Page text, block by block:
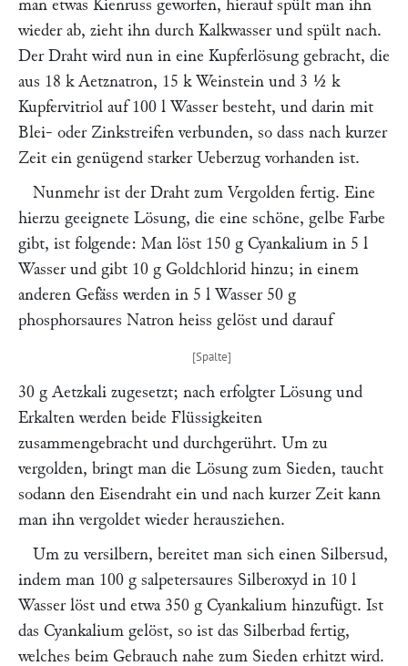
man etwas Kienruss geworfen, hierauf spült man ihn
wieder ab, zieht ihn durch Kalkwasser und spült nach.
Der Draht wird nun in eine Kupferlösung gebracht, die
aus 18 k Aetznatron, 15 k Weinstein und 3 ½ k
Kupfervitriol auf 100 l Wasser besteht, und darin mit
Blei- oder Zinkstreifen verbunden, so dass nach kurzer
Zeit ein genügend starker Ueberzug vorhanden ist.
Nunmehr ist der Draht zum Vergolden fertig. Eine
hierzu geeignete Lösung, die eine schöne, gelbe Farbe
gibt, ist folgende: Man löst 150 g Cyankalium in 5 l
Wasser und gibt 10 g Goldchlorid hinzu; in einem
anderen Gefäss werden in 5 l Wasser 50 g
phosphorsaures Natron heiss gelöst und darauf
30 g Aetzkali zugesetzt; nach erfolgter Lösung und
Erkalten werden beide Flüssigkeiten
zusammengebracht und durchgerührt. Um zu
vergolden, bringt man die Lösung zum Sieden, taucht
sodann den Eisendraht ein und nach kurzer Zeit kann
man ihn vergoldet wieder herausziehen.
Um zu versilbern, bereitet man sich einen Silbersud,
indem man 100 g salpetersaures Silberoxyd in 10 l
Wasser löst und etwa 350 g Cyankalium hinzufügt. Ist
das Cyankalium gelöst, so ist das Silberbad fertig,
welches beim Gebrauch nahe zum Sieden erhitzt wird.